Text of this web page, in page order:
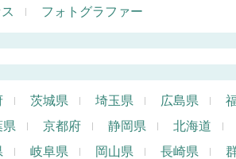
フォトグラファー
茨城県 埼玉県 広島県
県 京都府 静岡県 北海道
岐阜県 岡山県 長崎県